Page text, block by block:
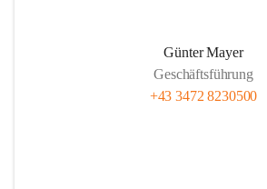
Günter Mayer
Geschäftsführung
+43 3472 8230500